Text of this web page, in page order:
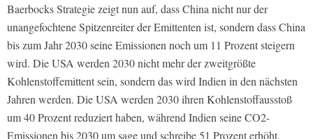
Baerbocks Strategie zeigt nun auf, dass China nicht nur der
unangefochtene Spitzenreiter der Emittenten ist, sondern dass China
bis zum Jahr 2030 seine Emissionen noch um 11 Prozent steigern
wird. Die USA werden 2030 nicht mehr der zweitgrößte
Kohlenstoffemittent sein, sondern das wird Indien in den nächsten
Jahren werden. Die USA werden 2030 ihren Kohlenstoffausstoß
um 40 Prozent reduziert haben, während Indien seine CO2-
Emissionen bis 2030 um sage und schreibe 51 Prozent erhöht.